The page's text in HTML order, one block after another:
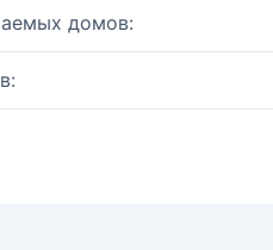
домов: